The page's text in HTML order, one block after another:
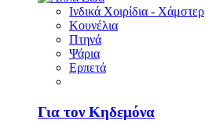
Ινδικά Χοιρίδια - Χάμστερ
Κουνέλια
Πτηνά
Ψάρια
Ερπετά
Για τον Κηδεμόνα